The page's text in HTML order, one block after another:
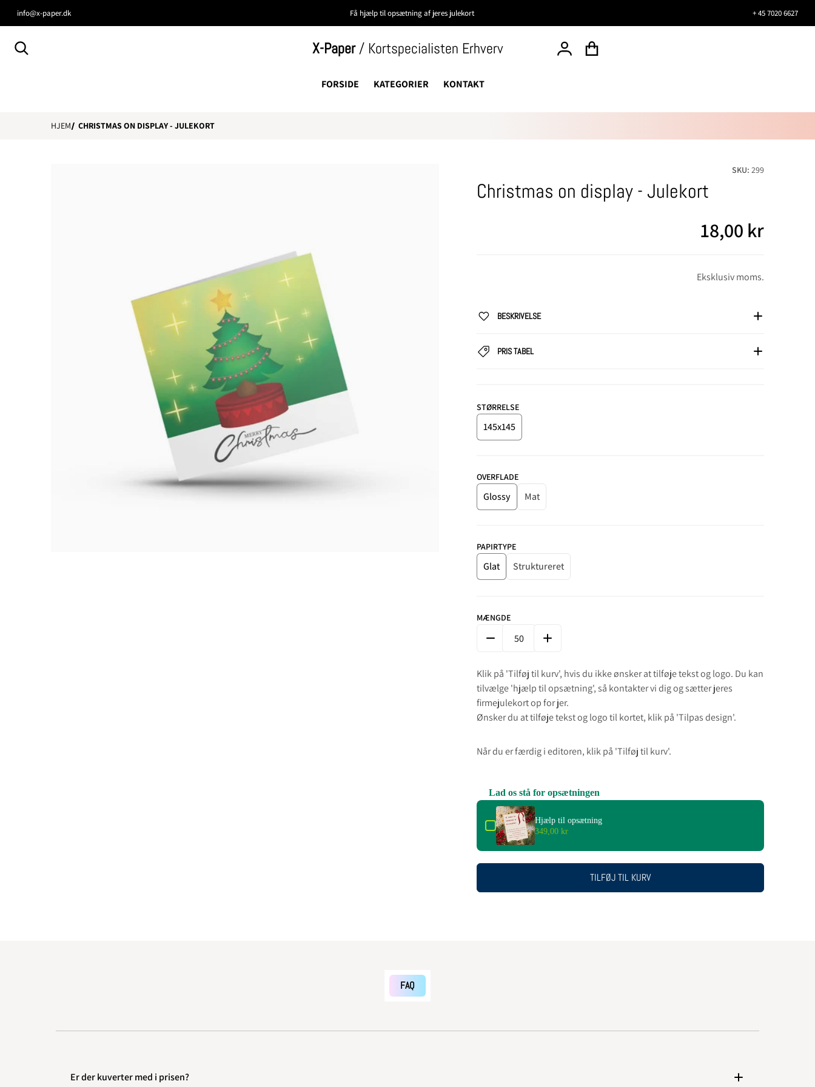
info@x-paper.dk Få hjælp til opsætning af jeres julekort + 45 7020 6627
Søg efter... X-Paper/ Kortspecialisten Erhverv
FORSIDE KATEGORIER KONTAKT
HJEM CHRISTMAS ON DISPLAY - JULEKORT
ÅBN MEDIA 1 I GALLERI VISNING
SKU: 299
Christmas on display - Julekort
Normal pris
18,00 kr
Eksklusiv moms.
BESKRIVELSE
PRIS TABEL
STØRRELSE
145x145
OVERFLADE
Glossy Mat
PAPIRTYPE
Glat Struktureret
MÆNGDE
FORMINDSK MÆNGDE FOR CHRISTMAS ON DISPLAY - JULEKORT
ØG MÆNGDE FOR CHRISTMAS ON DISPLAY - JULEKORT
Klik på 'Tilføj til kurv', hvis du ikke ønsker at tilføje tekst og logo. Du kan
tilvælge 'hjælp til opsætning', så kontakter vi dig og sætter jeres
firmejulekort op for jer.
Ønsker du at tilføje tekst og logo til kortet, klik på 'Tilpas design'.
Når du er færdig i editoren, klik på 'Tilføj til kurv'.
Lad os stå for opsætningen
Use the Previous and Next buttons to navigate through product add-ons, or scroll
Hjælp til opsætning
349,00 kr
TILFØJ TIL KURV
FAQ
Er der kuverter med i prisen?